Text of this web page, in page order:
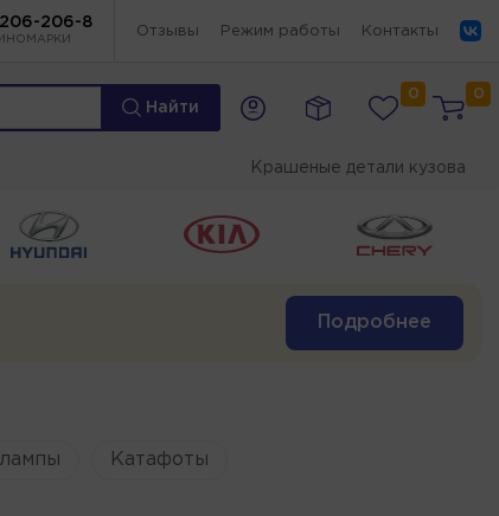
206-8
Отзывы Режим работы Контакты
Найти
0 0
Крашеные детали кузова
Подробнее
Катафоты